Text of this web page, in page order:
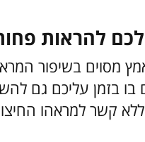
מסוים בשיפור
קשר למראהו